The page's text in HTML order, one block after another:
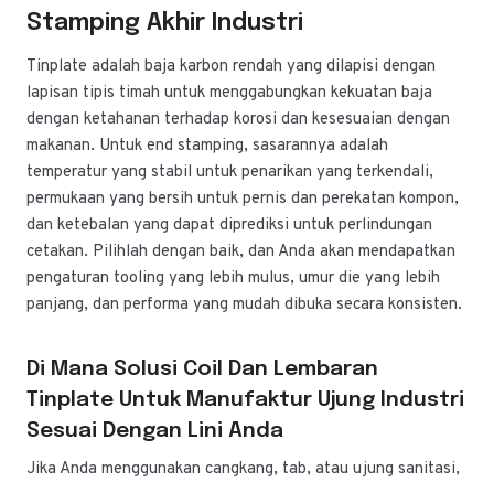
Stamping Akhir Industri
Tinplate adalah baja karbon rendah yang dilapisi dengan
lapisan tipis timah untuk menggabungkan kekuatan baja
dengan ketahanan terhadap korosi dan kesesuaian dengan
makanan. Untuk end stamping, sasarannya adalah
temperatur yang stabil untuk penarikan yang terkendali,
permukaan yang bersih untuk pernis dan perekatan kompon,
dan ketebalan yang dapat diprediksi untuk perlindungan
cetakan. Pilihlah dengan baik, dan Anda akan mendapatkan
pengaturan tooling yang lebih mulus, umur die yang lebih
panjang, dan performa yang mudah dibuka secara konsisten.
Di Mana Solusi Coil Dan Lembaran
Tinplate Untuk Manufaktur Ujung Industri
Sesuai Dengan Lini Anda
Jika Anda menggunakan cangkang, tab, atau ujung sanitasi,